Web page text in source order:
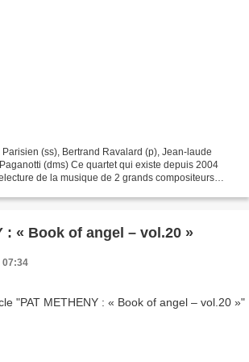
(ss), Bertrand Ravalard (p), Jean-laude
(dms) Ce quartet qui existe depuis 2004
de la musique de 2 grands compositeurs
: « Book of angel – vol.20 »
07:34